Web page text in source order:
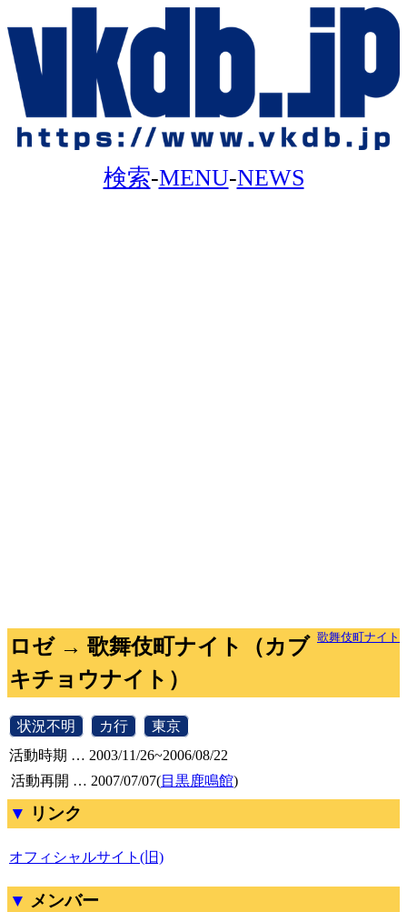
検索-MENU-NEWS
歌舞伎町ナイト
ロゼ → 歌舞伎町ナイト（カブ
キチョウナイト）
状況不明 カ行 東京
活動時期 … 2003/11/26~2006/08/22
活動再開 … 2007/07/07(目黒鹿鳴館)
リンク
オフィシャルサイト(旧)
メンバー